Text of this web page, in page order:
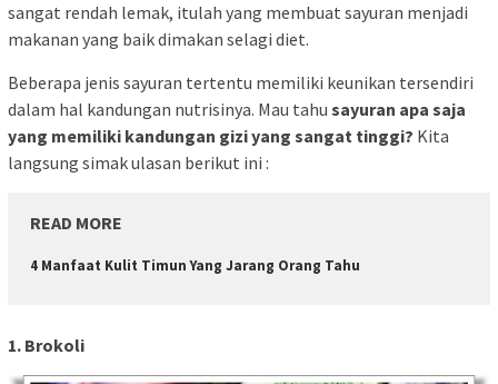
sangat rendah lemak, itulah yang membuat sayuran menjadi
makanan yang baik dimakan selagi diet.
Beberapa jenis sayuran tertentu memiliki keunikan tersendiri
dalam hal kandungan nutrisinya. Mau tahu sayuran apa saja
yang memiliki kandungan gizi yang sangat tinggi? Kita
langsung simak ulasan berikut ini :
READ MORE
4 Manfaat Kulit Timun Yang Jarang Orang Tahu
1. Brokoli